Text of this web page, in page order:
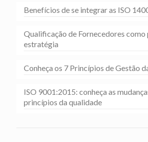
Benefícios de se integrar as ISO
Qualificação de Fornecedores como
estratégia
Conheça os 7 Princípios de Gestão
ISO 9001:2015: conheça as
princípios da qualidade